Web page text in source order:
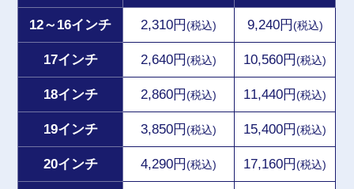
12～16インチ 2,310円(税込) 9,240円(税込)
17インチ 2,640円(税込) 10,560円(税込)
18インチ 2,860円(税込) 11,440円(税込)
19インチ 3,850円(税込) 15,400円(税込)
20インチ 4,290円(税込) 17,160円(税込)